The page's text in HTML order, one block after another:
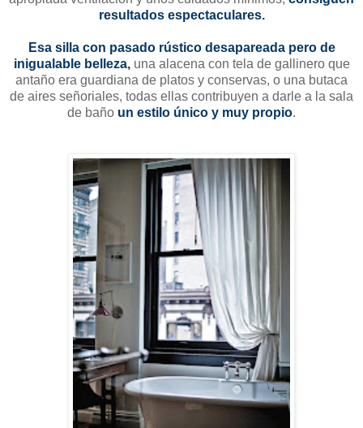
resultados espectaculares.
Esa silla con pasado rústico desapareada pero de
inigualable belleza,una alacena con tela de gallinero que
antaño era guardiana de platos y conservas, o una butaca
de aires señoriales, todas ellas contribuyen a darle a la sala
de baño un estilo único y muy propio.